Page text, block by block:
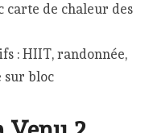
carte de chaleur des
: HIIT, randonnée,
sur bloc